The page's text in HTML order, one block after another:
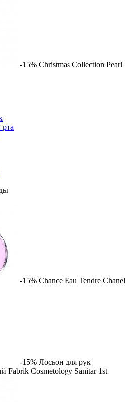
-15% Christmas Collection Pearl
рта
-15% Chance Eau Tendre Chanel
-15% Лосьон для рук
Fabrik Cosmetology Sanitar 1st